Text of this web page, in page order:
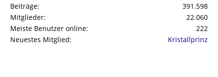
Beiträge
391.598
Mitglieder
22.060
Meiste Benutzer online
222
Neuestes Mitglied
Kristallprinz